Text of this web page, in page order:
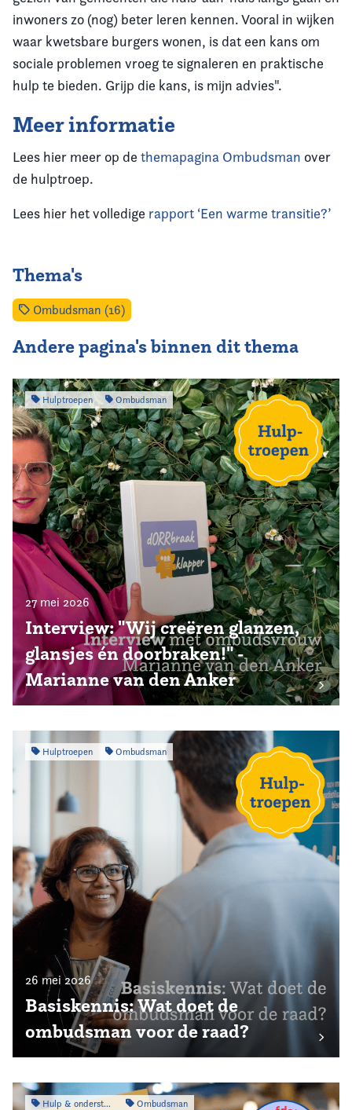
inwoners zo (nog) beter leren kennen. Vooral in wijken
waar kwetsbare burgers wonen, is dat een kans om
sociale problemen vroeg te signaleren en praktische
hulp te bieden. Grijp die kans, is mijn advies".
Meer informatie
Lees hier meer op de themapagina Ombudsman over
de hulptroep.
Lees hier het volledige rapport ‘Een warme transitie?’
Thema's
Ombudsman (16)
Andere pagina's binnen dit thema
Hulptroepen Ombudsman
27 mei 2026
Interview: "Wij creëren glanzen,
glansjes én doorbraken!" -
Marianne van den Anker
Hulptroepen Ombudsman
26 mei 2026
Basiskennis: Wat doet de
ombudsman voor de raad?
Hulp & ondersteuning Ombudsman